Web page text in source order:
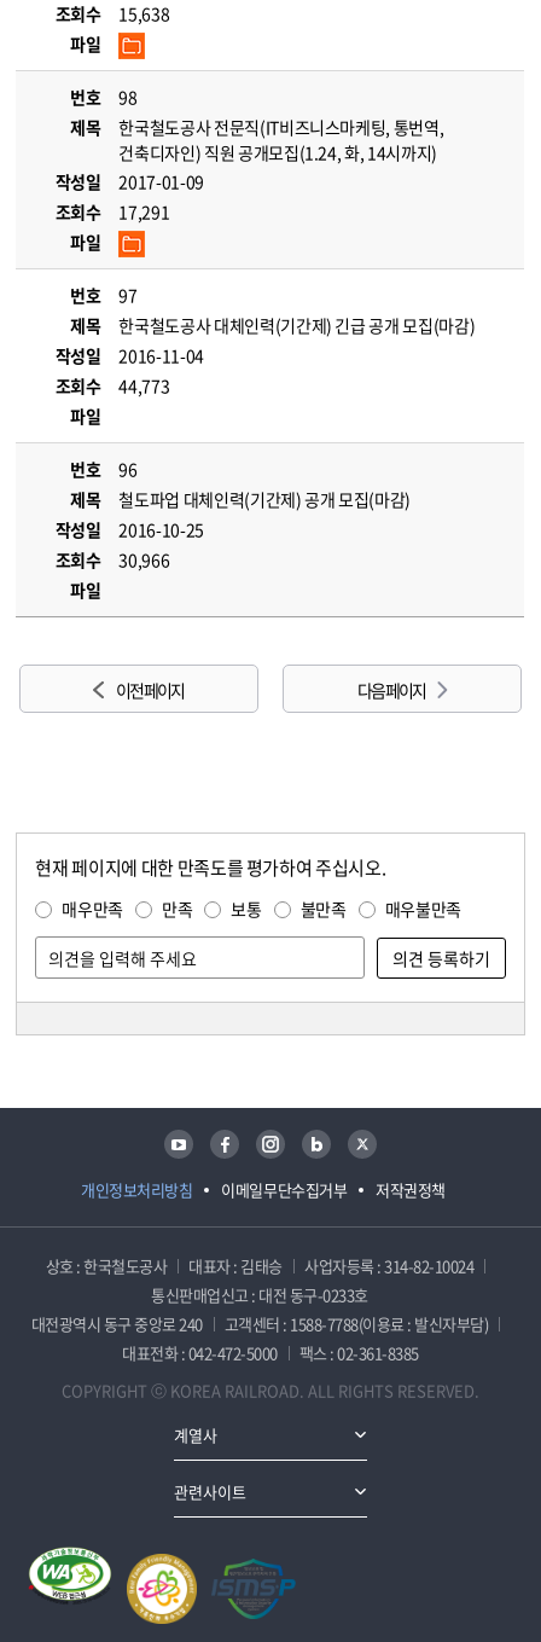
조회수
15,638
파일
번호
98
제목
한국철도공사 전문직(IT비즈니스마케팅, 통번역,
건축디자인) 직원 공개모집(1.24, 화, 14시까지)
작성일
2017-01-09
조회수
17,291
파일
번호
97
제목
한국철도공사 대체인력(기간제) 긴급 공개 모집(마감)
작성일
2016-11-04
조회수
44,773
파일
번호
96
제목
철도파업 대체인력(기간제) 공개 모집(마감)
작성일
2016-10-25
조회수
30,966
파일
이전 페이지 다음 페이지
현재 페이지에 대한 만족도를 평가하여 주십시오.
매우만족 만족 보통 불만족 매우불만족
개인정보처리방침 이메일무단수집거부 저작권정책
유튜브 페이스북 인스타그램 블로그 트위터
상호 : 한국철도공사 대표자 : 김태승
사업자등록 : 314-82-10024
통신판매업신고 : 대전 동구-0233호
대전광역시 동구 중앙로 240
고객센터 : 1588-7788(이용료 : 발신자부담)
대표전화 : 042-472-5000
팩스 : 02-361-8385
COPYRIGHT ⓒ KOREA RAILROAD. ALL RIGHTS RESERVED.
계열사
관련사이트